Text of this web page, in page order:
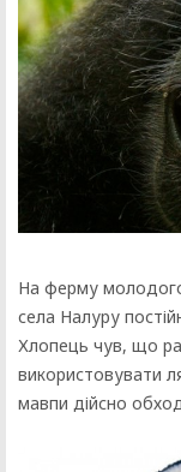
На ферму
села Налуру
Хлопець чув, що
використовувати
мавпи дійсно